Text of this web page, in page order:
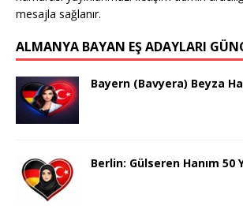
mesajla sağlanır.
ALMANYA BAYAN EŞ ADAYLARI
Bayern (Bavyera) Beyza
Berlin: Gülseren Hanım 50